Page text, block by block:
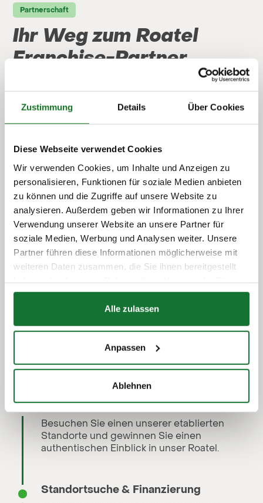
Zustimmung Details Über Cookies
Diese Webseite verwendet Cookies
Wir verwenden Cookies, um Inhalte und Anzeigen zu
personalisieren, Funktionen für soziale Medien anbieten
zu können und die Zugriffe auf unsere Website zu
analysieren. Außerdem geben wir Informationen zu Ihrer
Verwendung unserer Website an unsere Partner für
soziale Medien, Werbung und Analysen weiter. Unsere
Partner führen diese Informationen möglicherweise mit
weiteren Daten zusammen, die Sie ihnen bereitgestellt
gesammelt haben.
Alle zulassen
Anpassen
Ablehnen
Partnerschaft
Ihr Weg zum Roatel
Franchise-Partner
die bloße Geschäftsführung hinaus – wir suchen
Menschen mit Pioniergeist, die bereit sind,
innovative Ideen in die Tat umzusetzen.
Kontaktaufnahme
Der erste Schritt zur Franchise-
Partnerschaft. Füllen Sie hierzu einfach unser
Anfrageformularaus und beantworten ein
paar Fragen.
Persönliches Erstgespräch
Nichts ist so wertvoll wie das direkte
Franchise-Konzept ausführlich und
beantworten alle offenen Fragen.
Besichtigung Pilotbetrieb
Besuchen Sie einen unserer etablierten
Standorte und gewinnen Sie einen
authentischen Einblick in unser Roatel.
Standortsuche & Finanzierung